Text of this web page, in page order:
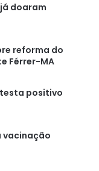
doaram
reforma do
Férrer-MA
testa positivo
vacinação